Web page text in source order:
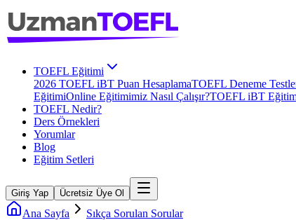
TOEFL Eğitimi
2026 TOEFL iBT Puan HesaplamaTOEFL Deneme
EğitimiOnline Eğitimimiz Nasıl Çalışır?TOEFL iBT
TOEFL Nedir?
Ders Örnekleri
Yorumlar
Blog
Eğitim Setleri
Giriş Yap Ücretsiz Üye Ol
Ana Sayfa Sıkça Sorulan Sorular